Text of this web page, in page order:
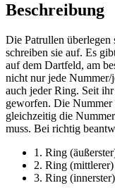
Beschreibung
Die Patrullen überlegen
schreiben sie auf. Es
auf dem Dartfeld, am
nicht nur jede Nummer/
auch jeder Ring. Seit
geworfen. Die Nummer
gleichzeitig die
muss. Bei richtig
1. Ring
2. Ring
3. Ring